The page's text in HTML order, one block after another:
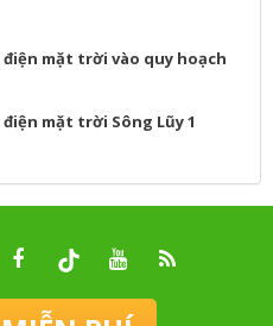
điện mặt trời vào quy hoạch
mặt trời Sông Lũy 1